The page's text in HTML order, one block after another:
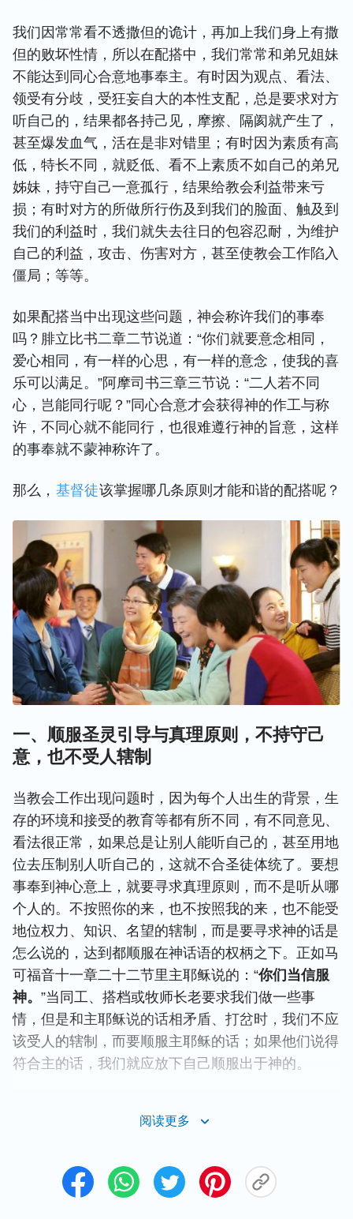
我们因常常看不透撒但的诡计，再加上我们身上有撒
但的败坏性情，所以在配搭中，我们常常和弟兄姐妹
不能达到同心合意地事奉主。有时因为观点、看法、
领受有分歧，受狂妄自大的本性支配，总是要求对方
听自己的，结果都各持己见，摩擦、隔阂就产生了，
甚至爆发血气，活在是非对错里；有时因为素质有高
低，特长不同，就贬低、看不上素质不如自己的弟兄
姊妹，持守自己一意孤行，结果给教会利益带来亏
损；有时对方的所做所行伤及到我们的脸面、触及到
我们的利益时，我们就失去往日的包容忍耐，为维护
自己的利益，攻击、伤害对方，甚至使教会工作陷入
僵局；等等。
如果配搭当中出现这些问题，神会称许我们的事奉
吗？腓立比书二章二节说道：“你们就要意念相同，
爱心相同，有一样的心思，有一样的意念，使我的喜
乐可以满足。”阿摩司书三章三节说：“二人若不同
心，岂能同行呢？”同心合意才会获得神的作工与称
许，不同心就不能同行，也很难遵行神的旨意，这样
的事奉就不蒙神称许了。
那么， 基督徒该掌握哪几条原则才能和谐的配搭呢？
一、顺服圣灵引导与真理原则，不持守己
意，也不受人辖制
当教会工作出现问题时，因为每个人出生的背景，生
存的环境和接受的教育等都有所不同，有不同意见、
看法很正常，如果总是让别人能听自己的，甚至用地
位去压制别人听自己的，这就不合圣徒体统了。要想
事奉到神心意上，就要寻求真理原则，而不是听从哪
个人的。不按照你的来，也不按照我的来，也不能受
地位权力、知识、名望的辖制，而是要寻求神的话是
怎么说的，达到都顺服在神话语的权柄之下。正如马
可福音十一章二十二节里主耶稣说的：“你们当信服
神。 ”当同工、搭档或牧师长老要求我们做一些事
情，但是和主耶稣说的话相矛盾、打岔时，我们不应
该受人的辖制，而要顺服主耶稣的话；如果他们说得
符合主的话，我们就应放下自己顺服出于神的。
果观点不一致，这时就可以妥协、让步，不需要去坚
弟兄姐妹做饭的事上争执不休，其实就是做法的区
别，这根本不涉及什么原则，也不涉及教会利益，如
阅读更多